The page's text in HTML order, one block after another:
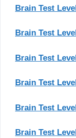
Brain Test
Brain Test
Brain Test
Brain Test
Brain Test
Brain Test